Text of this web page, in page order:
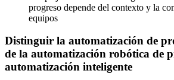
progreso depende del contexto y la
equipos
Distinguir la automatización de
de la automatización robótica de
automatización inteligente